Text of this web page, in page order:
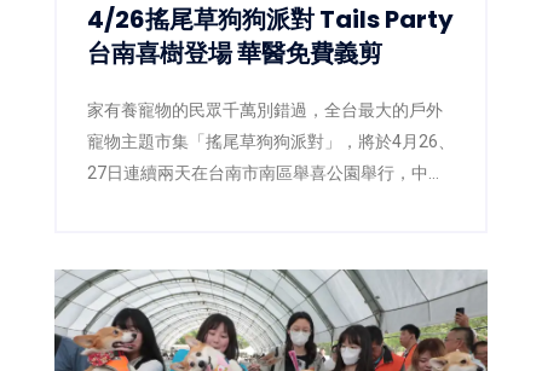
4/26搖尾草狗狗派對 Tails Party
台南喜樹登場 華醫免費義剪
家有養寵物的民眾千萬別錯過，全台最大的戶外
寵物主題市集「搖尾草狗狗派對」，將於4月26、
27日連續兩天在台南市南區舉喜公園舉行，中華
免費服務。